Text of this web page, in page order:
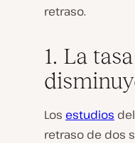
retraso.
1. La
Los estudios
retraso de dos